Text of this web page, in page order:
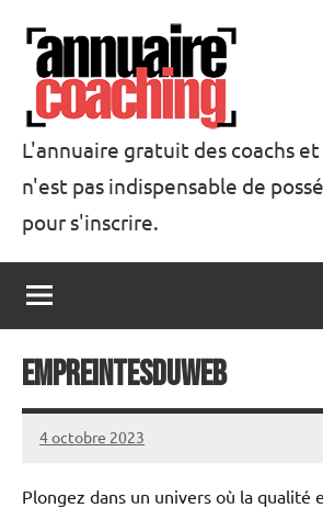
contenu
Annuaire
Coaching
L'annuaire gratuit des coachs
n'est pas indispensable de
pour s'inscrire.
EmpreintesDuWeb
4 octobre 2023
annuairecoaching
Plongez dans un univers où la qualité